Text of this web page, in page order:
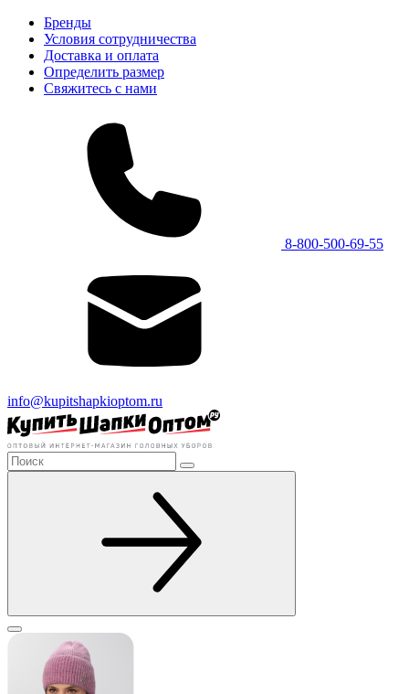
Бренды
Условия сотрудничества
Доставка и оплата
Определить размер
Свяжитесь с нами
8-800-500-69-55
info@kupitshapkioptom.ru